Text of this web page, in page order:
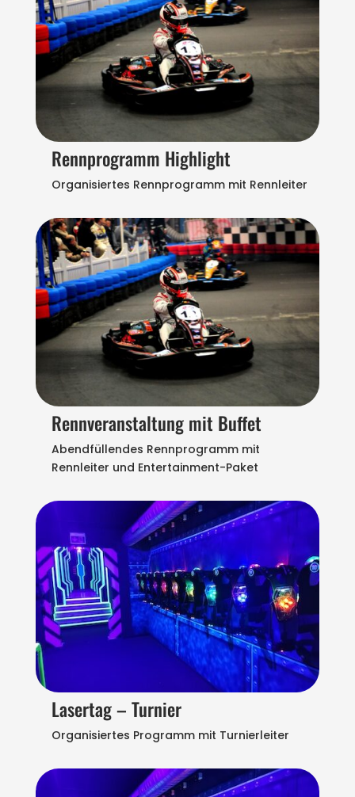
Rennprogramm Highlight
Organisiertes Rennprogramm mit Rennleiter
Rennveranstaltung mit Buffet
Abendfüllendes Rennprogramm mit
Rennleiter und Entertainment-Paket
Lasertag – Turnier
Organisiertes Programm mit Turnierleiter